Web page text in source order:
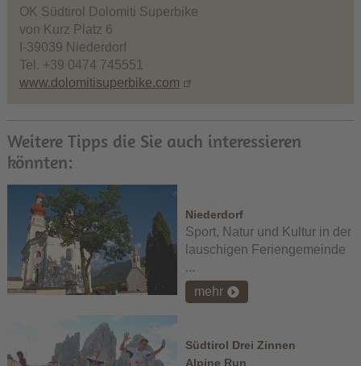
OK Südtirol Dolomiti Superbike
von Kurz Platz 6
I-39039 Niederdorf
Tel. +39 0474 745551
www.dolomitisuperbike.com
Weitere Tipps die Sie auch interessieren
könnten:
Niederdorf
Sport, Natur und Kultur in der
lauschigen Feriengemeinde
...
mehr
Südtirol Drei Zinnen
Alpine Run